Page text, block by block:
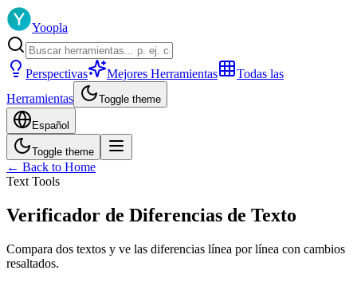
Yoopla
Perspectivas Mejores Herramientas
Todas las
Herramientas
Toggle theme
Español
Toggle theme
← Back to Home
Text Tools
Verificador de Diferencias de Texto
Compara dos textos y ve las diferencias línea por línea con cambios
resaltados.